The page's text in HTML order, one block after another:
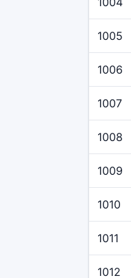
1005
1006
1007
1008
1009
1010
1011
1012